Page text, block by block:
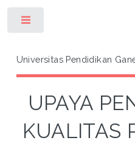
Universitas Pendidikan
UPAYA
KUALITAS